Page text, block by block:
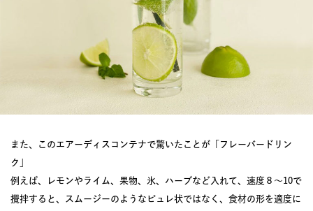
また、このエアーディスコンテナで驚いたことが「フレーバードリン
ク」
例えば、レモンやライム、果物、氷、ハーブなど入れて、速度８～10で
攪拌すると、スムージーのようなピュレ状ではなく、食材の形を適度に